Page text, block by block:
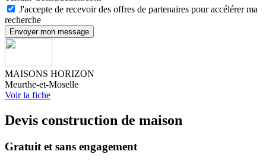
J'accepte de recevoir des offres de partenaires pour accélérer ma
recherche
Envoyer mon message
MAISONS HORIZON
Meurthe-et-Moselle
Voir la fiche
Devis construction de maison
Gratuit et sans engagement